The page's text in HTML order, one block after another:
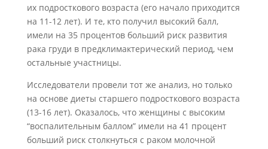
их подросткового возраста (его начало приходится
на 11-12 лет). И те, кто получил высокий балл,
имели на 35 процентов больший риск развития
рака груди в предклимактерический период, чем
остальные участницы.
Исследователи провели тот же анализ, но только
на основе диеты старшего подросткового возраста
(13-16 лет). Оказалось, что женщины с высоким
“воспалительным баллом” имели на 41 процент
больший риск столкнуться с раком молочной